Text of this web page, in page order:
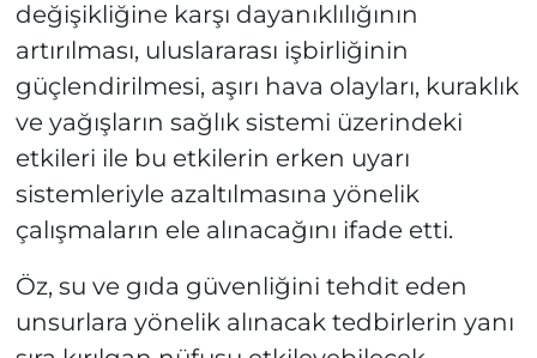
değişikliğine karşı dayanıklılığının
artırılması, uluslararası işbirliğinin
güçlendirilmesi, aşırı hava olayları, kuraklık
ve yağışların sağlık sistemi üzerindeki
etkileri ile bu etkilerin erken uyarı
sistemleriyle azaltılmasına yönelik
çalışmaların ele alınacağını ifade etti.
Öz, su ve gıda güvenliğini tehdit eden
unsurlara yönelik alınacak tedbirlerin yanı